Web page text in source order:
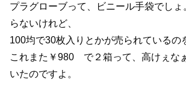
プラグローブって、ビニール手袋でし
らないけれど、
100均で30枚入りとかが売られているの
これまた￥980 で２箱って、高けぇな
いたのですよ。